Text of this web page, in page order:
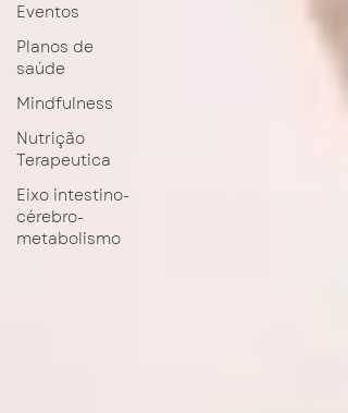
Eventos
Planos de
saúde
Mindfulness
Nutrição
Terapeutica
Eixo intestino-
cérebro-
metabolismo